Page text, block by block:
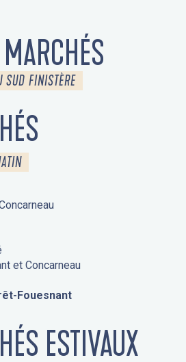
SUD FINISTÈRE
et Concarneau
Fouesnant
ESTIVAUX